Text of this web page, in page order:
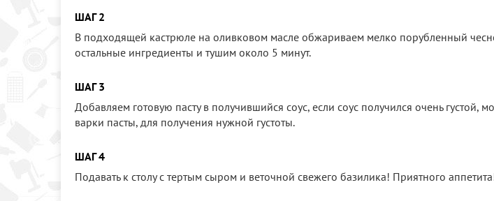
ШАГ 2
В подходящей кастрюле на оливковом масле обжариваем мелко порубленный
остальные ингредиенты и тушим около 5 минут.
ШАГ 3
Добавляем готовую пасту в получившийся соус, если соус получился очень густой,
варки пасты, для получения нужной густоты.
ШАГ 4
Подавать к столу с тертым сыром и веточной свежего базилика! Приятного